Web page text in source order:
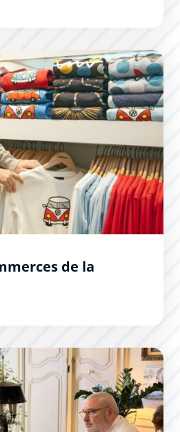
la Bastide
de la
: un succès !